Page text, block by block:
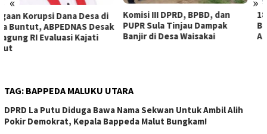
Komisi III DPRD, BPBD, dan
PUPR Sula Tinjau Dampak
Banjir di Desa Waisakai
18 Rumah Warga Terendam
Banjir, Pemda Sula Diminta
Ambil Langkah
TAG: BAPPEDA MALUKU UTARA
DPRD La Putu Diduga Bawa Nama Sekwan Untuk Ambil Alih
Pokir Demokrat, Kepala Bappeda Malut Bungkam!